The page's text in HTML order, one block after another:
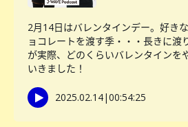
2月14日はバレンタインデー。好き
ョコレートを渡す季・・・長きに渡
が実際、どのくらいバレンタインを
いきました！
2025.02.14|00:54:25